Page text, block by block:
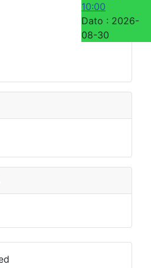
10:00
Dato : 2026-
08-30